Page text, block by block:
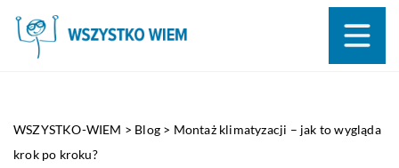
WSZYSTKO-WIEM > Blog > Montaż klimatyzacji – jak to wygląda
krok po kroku?